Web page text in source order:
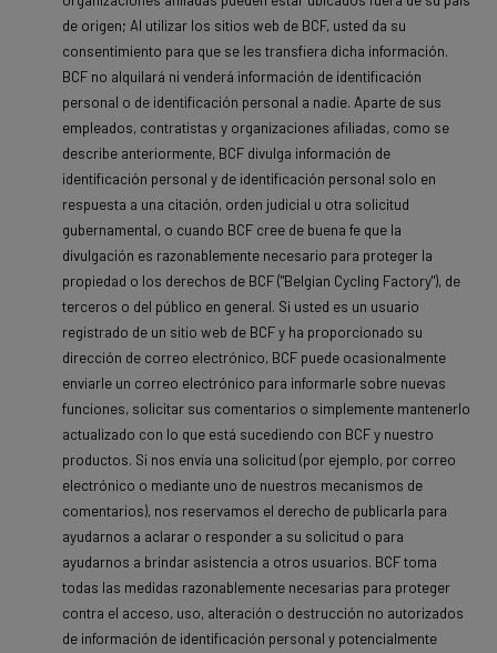
de origen; Al utilizar los sitios web de BCF, usted da su
consentimiento para que se les transfiera dicha información.
BCF no alquilará ni venderá información de identificación
personal o de identificación personal a nadie. Aparte de sus
empleados, contratistas y organizaciones afiliadas, como se
describe anteriormente, BCF divulga información de
identificación personal y de identificación personal solo en
respuesta a una citación, orden judicial u otra solicitud
gubernamental, o cuando BCF cree de buena fe que la
divulgación es razonablemente necesario para proteger la
propiedad o los derechos de BCF ("Belgian Cycling Factory"), de
terceros o del público en general. Si usted es un usuario
registrado de un sitio web de BCF y ha proporcionado su
dirección de correo electrónico, BCF puede ocasionalmente
enviarle un correo electrónico para informarle sobre nuevas
funciones, solicitar sus comentarios o simplemente mantenerlo
actualizado con lo que está sucediendo con BCF y nuestro
productos. Si nos envía una solicitud (por ejemplo, por correo
electrónico o mediante uno de nuestros mecanismos de
comentarios), nos reservamos el derecho de publicarla para
ayudarnos a aclarar o responder a su solicitud o para
ayudarnos a brindar asistencia a otros usuarios. BCF toma
todas las medidas razonablemente necesarias para proteger
contra el acceso, uso, alteración o destrucción no autorizados
de información de identificación personal y potencialmente